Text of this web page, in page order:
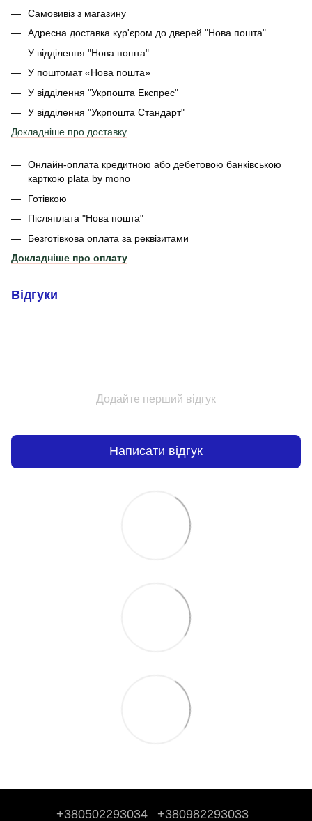
Самовивіз з магазину
Адресна доставка кур'єром до дверей "Нова пошта"
У відділення "Нова пошта"
У поштомат «Нова пошта»
У відділення "Укрпошта Експрес"
У відділення "Укрпошта Стандарт"
Докладніше про доставку
Онлайн-оплата кредитною або дебетовою банківською
карткою plata by mono
Готівкою
Післяплата "Нова пошта"
Безготівкова оплата за реквізитами
Докладніше про оплату
Відгуки
Додайте перший відгук
Написати відгук
+380502293034 +380982293033